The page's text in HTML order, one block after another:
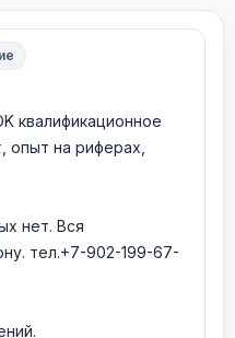
квалификационное
опыт на риферах,
нет. Вся
тел.+7-902-199-67-